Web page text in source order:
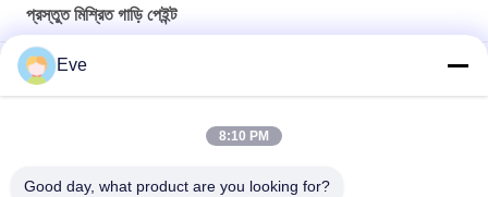
প্রস্তুত মিশ্রিত গাড়ি পেইন্ট
আর্দ্রতা প্রতিরোধী প্রস্তুত মিশ্রিত গাড়ি পেইন্ট আকাশ নীল অ্যান্টি ইউভি মাল্টি ফাংশন
পার্ল হোয়াইট রেডি মিশ্রিত কার পেইন্ট স্প্রে বহুমুখী অ-বিষাক্ত
Eve
8:10 PM
Good day, what product are you looking for?